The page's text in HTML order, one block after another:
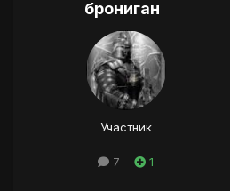
брониган
Участник
7 1